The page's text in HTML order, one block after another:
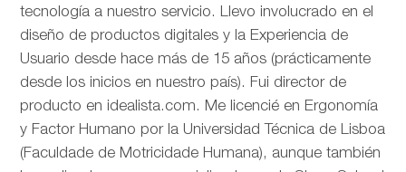
tecnología a nuestro servicio. Llevo involucrado en el
diseño de productos digitales y la Experiencia de
Usuario desde hace más de 15 años (prácticamente
desde los inicios en nuestro país). Fui director de
producto en idealista.com. Me licencié en Ergonomía
y Factor Humano por la Universidad Técnica de Lisboa
(Faculdade de Motricidade Humana), aunque también